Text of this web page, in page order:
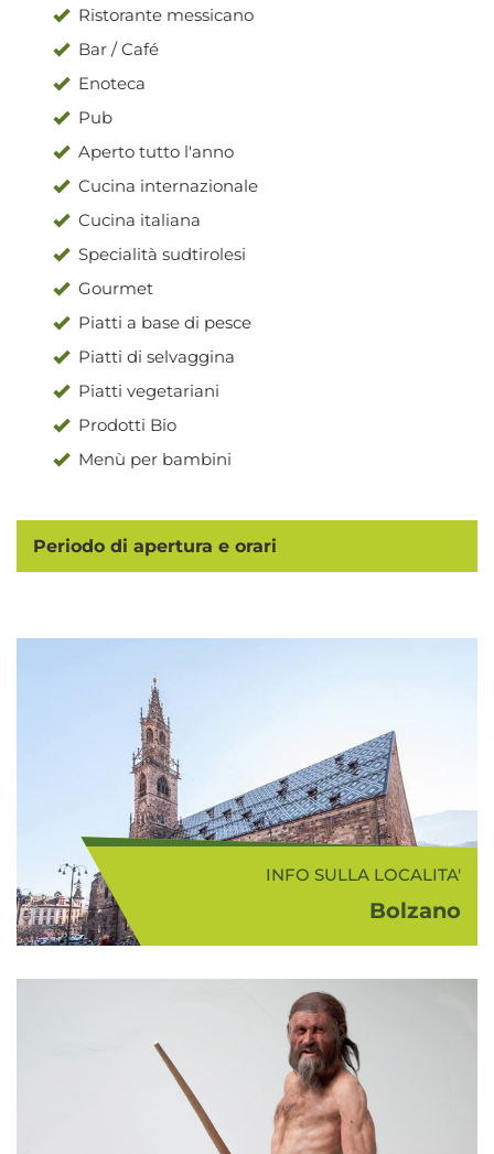
Ristorante messicano
Bar / Café
Enoteca
Pub
Aperto tutto l'anno
Cucina internazionale
Cucina italiana
Specialità sudtirolesi
Gourmet
Piatti a base di pesce
Piatti di selvaggina
Piatti vegetariani
Prodotti Bio
Menù per bambini
Periodo di apertura e orari
INFO SULLA LOCALITA'
Bolzano
da bellissime montagne e situata
alla confluenza dei fiumi Isarco e
Adige, è il capoluogo dell'Alto
Adige. Merita senza dubbio una
visita il suo cen...